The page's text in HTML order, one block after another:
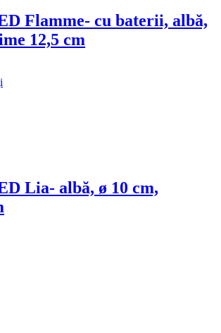
Flamme- cu baterii, albă,
12,5 cm
Lia- albă, ø 10 cm,